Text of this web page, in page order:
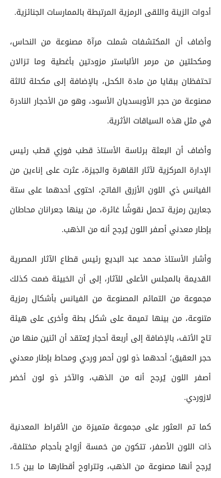
أدوات الزينة واللقى الرمزية المرتبطة بالممارسات الجنائزية.
وأضاف أن المكتشفات شملت مرآة مصنوعة من النحاس،
ومكحلتين من مرمر الألباستر مزودتين بأغطية وما تزالان
تحتفظان ببقايا من مادة الكحل، بالإضافة إلى مكحلة ثالثة
مصنوعة من حجر الأوبسديان الأسود، وهو من الأحجار النادرة
في مثل هذه السياقات الأثرية.
وأضاف أن البعثة برئاسة الأستاذ قطب فوزي قطب رئيس
الإدارة المركزية لآثار القاهرة والجيزة، عثرت على إناءين من
الفيانس ذي اللون الأزرق الفاتح، احتوى أحدهما على ستة
جعارين رمزية تحمل نقوشًا غائرة، من بينها جعرانان محاطان
بإطار معدني أصفر اللون يُرجح أنه من الذهب.
وأشار الأستاذ محمد عبد البديع رئيس قطاع الآثار المصرية
القديمة بالمجلس الأعلى للآثار، إلى أن الخبيئة ضمت كذلك
مجموعة من التمائم المصنوعة من الفيانس بأشكال رمزية
متنوعة، من بينها تميمة على شكل بطة وأخرى على هيئة
تاج الأتف، بالإضافة إلى أربعة أحجار يُعتقد أن اثنين منها من
حجر العقيق؛ أحدهما ذو لون أحمر وردي ومحاط بإطار معدني
أصفر اللون يُرجح أنه من الذهب، والآخر ذو لون أخضر
لازوردي.
كما تم العثور على مجموعة متميزة من الأقراط المعدنية
ذات اللون الأصفر، تتكون من خمسة أزواج بأحجام مختلفة،
يُرجح أنها مصنوعة من الذهب، وتتراوح أقطارها ما بين 1.5